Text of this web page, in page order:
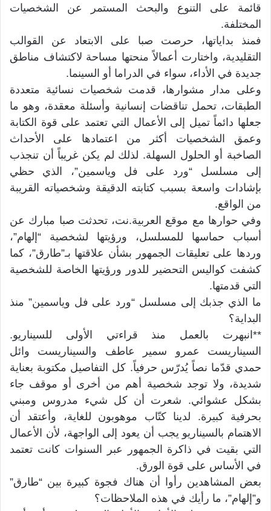
قائمة على التنوع والبحث المستمر عن الشخصيات
المختلفة.
فمنذ بداياتها، حرصت صبا على الابتعاد عن القوالب
التقليدية، واختارت أعمالاً منحتها مساحة لاكتشاف مناطق
جديدة في الأداء، سواء في الدراما أو السينما.
وعلى مدار مشوارها، قدمت شخصيات نسائية متعددة
الطبقات، تحمل تناقضات إنسانية وأسئلة معقدة، وهو ما
جعلها دائماً تميل إلى الأعمال التي تعتمد على قوة الكتابة
وعمق الشخصيات أكثر من اعتمادها على الأحداث
الصاخبة أو الحلول السهلة. لذلك لم يكن غريباً أن تنجذب
إلى مسلسل “ورد على فل وياسمين”، الذي حظي
بإشادات واسعة بسبب كتابته الدقيقة وشخصياته القريبة
من الواقع.
وفي حوارها مع موقع العربية.نت، تحدثت صبا مبارك عن
أسباب حماسها للمسلسل، ورؤيتها لشخصية “إلهام”،
وردها على تعليقات الجمهور بشأن علاقتها بـ”طارق”، كما
كشفت كواليس التحضير للدور ورؤيتها الخاصة للشخصية
التي قدمتها.
ما الذي جذبك إلى مسلسل “ورد على فل وياسمين” منذ
البداية؟
**انبهرت بالعمل منذ قراءتي الأولى للسيناريو.
السيناريست عمرو سمير عاطف والسيناريست وائل
حمدي قدّما نصاً يُدرّس حرفياً. كل التفاصيل مكتوبة بعناية
شديدة، ولا توجد شخصية أهم من أخرى أو موقف جاء
بشكل عشوائي. شعرت أن كل شيء مدروس ومبني
بحرفية كبيرة. لدينا كتّاب موهوبون للغاية، وأعتقد أن
الاهتمام بالسيناريو يجب أن يعود إلى الواجهة، لأن الأعمال
التي بقيت في ذاكرة الجمهور عبر السنوات كانت تعتمد
في الأساس على قوة الورق.
بعض المشاهدين رأوا أن هناك فجوة كبيرة بين “طارق”
و”إلهام”، ما رأيك في هذه الملاحظات؟